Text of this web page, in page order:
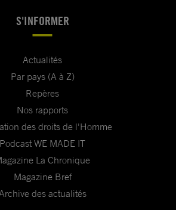
S'INFORMER
Actualités
Par pays (A à Z)
Repères
Nos rapports
des droits de l'Homme
Podcast WE MADE IT
La Chronique
Magazine Bref
Archive des actualités